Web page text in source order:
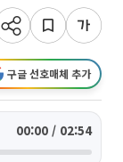
구글 선호매체 추가
00:00 / 02:54